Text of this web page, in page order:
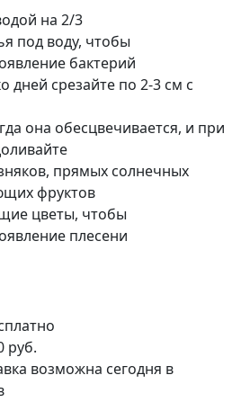
на 2/3
под воду, чтобы
бактерий
дней срезайте по 2-3 см с
она обесцвечивается, и при
прямых солнечных
фруктов
цветы, чтобы
плесени
руб.
возможна сегодня в